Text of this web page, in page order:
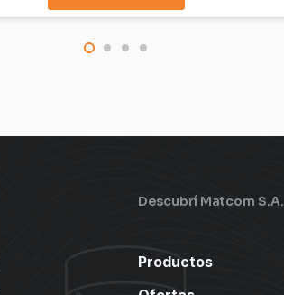
Descubrí Matcom S.A.
Productos